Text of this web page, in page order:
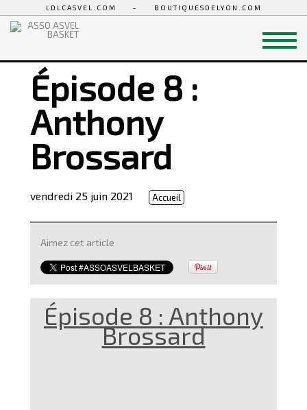
LDLCASVEL.COM - BOUTIQUESDELYON.COM
Épisode 8 :
Anthony
Brossard
vendredi 25 juin 2021 Accueil
Aimez cet article
Épisode 8 : Anthony
Brossard